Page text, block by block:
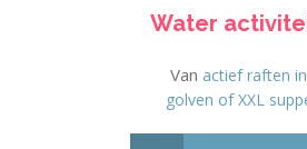
Water
Van actief raften
golven of XXL